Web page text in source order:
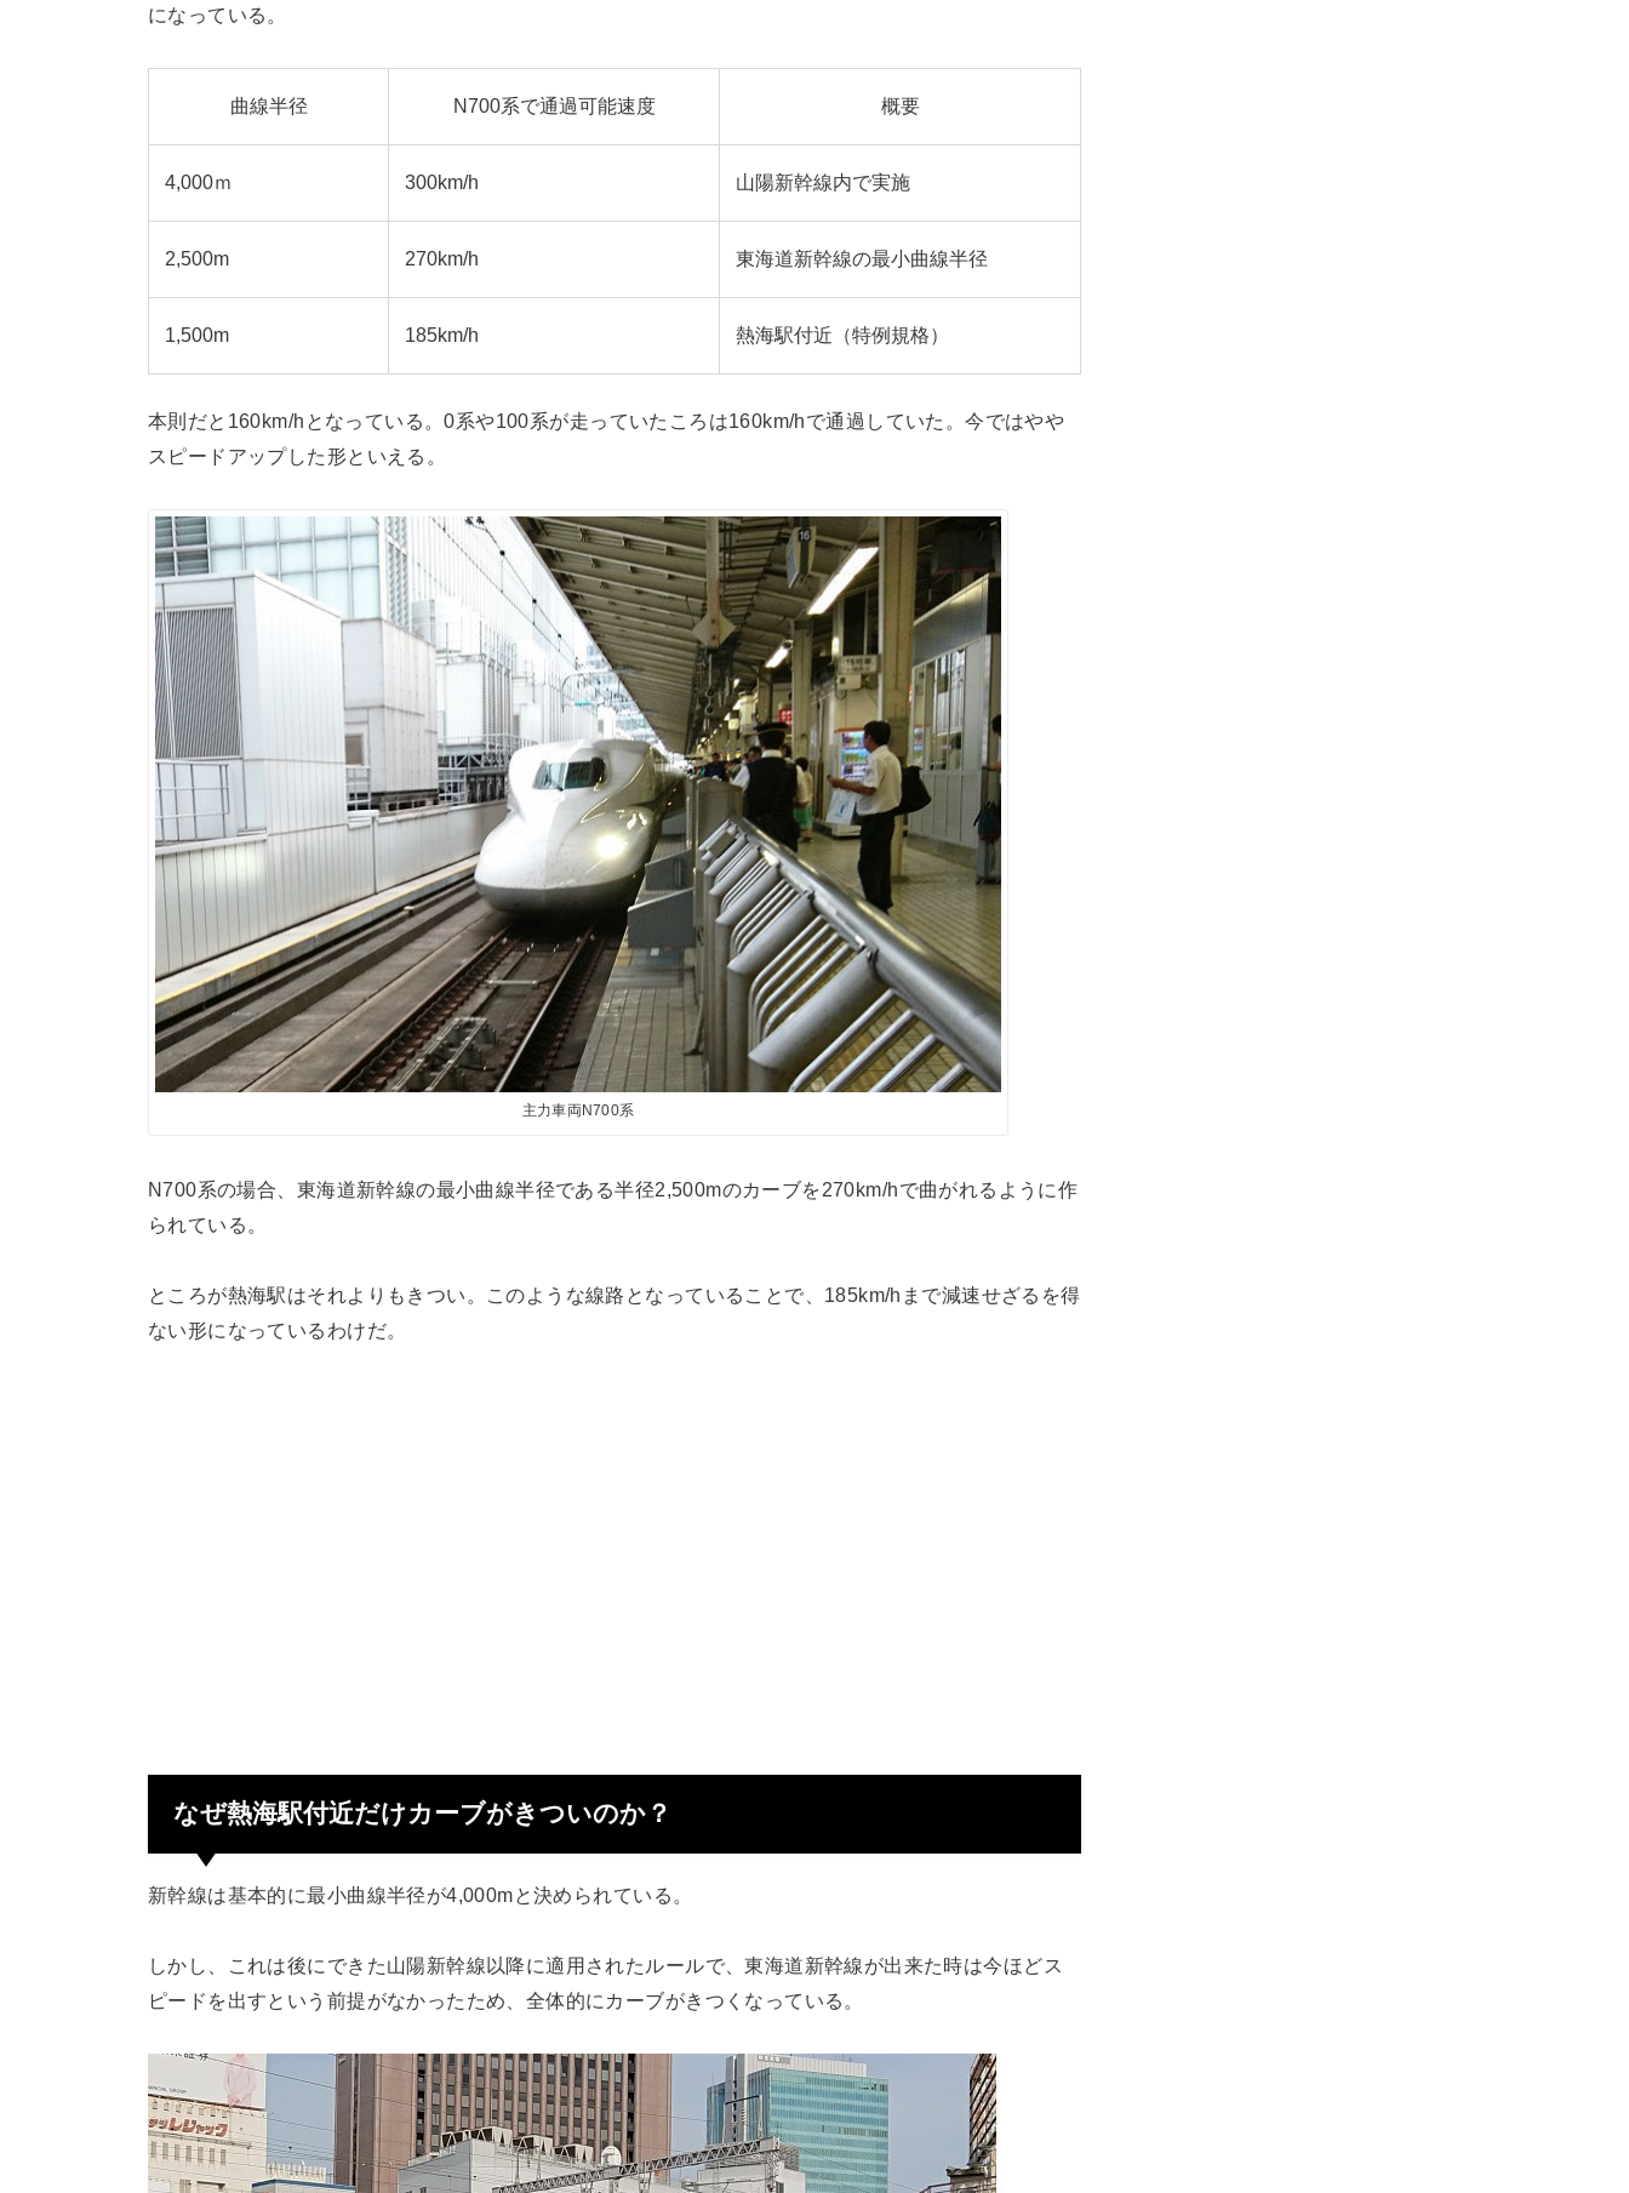
になっている。
曲線半径 N700系で通過可能速度 概要
4,000ｍ 300km/h 山陽新幹線内で実施
2,500m 270km/h 東海道新幹線の最小曲線半径
1,500m 185km/h 熱海駅付近（特例規格）
本則だと160km/hとなっている。0系や100系が走っていたころは160km/hで通過していた。今ではやや
スピードアップした形といえる。
主力車両N700系
N700系の場合、東海道新幹線の最小曲線半径である半径2,500mのカーブを270km/hで曲がれるように作
られている。
ところが熱海駅はそれよりもきつい。このような線路となっていることで、185km/hまで減速せざるを得
ない形になっているわけだ。
なぜ熱海駅付近だけカーブがきついのか？
新幹線は基本的に最小曲線半径が4,000mと決められている。
しかし、これは後にできた山陽新幹線以降に適用されたルールで、東海道新幹線が出来た時は今ほどス
ピードを出すという前提がなかったため、全体的にカーブがきつくなっている。